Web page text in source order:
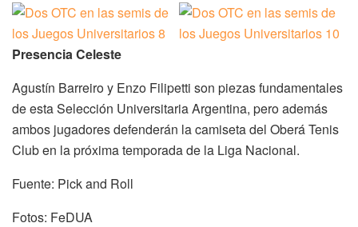
Presencia Celeste
Agustín Barreiro y Enzo Filipetti son piezas fundamentales
de esta Selección Universitaria Argentina, pero además
ambos jugadores defenderán la camiseta del Oberá Tenis
Club en la próxima temporada de la Liga Nacional.
Fuente: Pick and Roll
Fotos: FeDUA